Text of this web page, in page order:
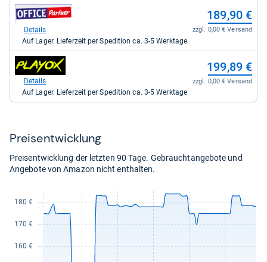
für
186,90
kaufen.
zum
Shop:
office-
partner.de
-
Office
Partner
GmbH
für
189,90
189,90 €
zzgl. 0,00 € Versand
Details
Auf Lager. Lieferzeit per Spedition ca. 3-5 Werktage
zum
Shop:
playox.de
199,89 €
zzgl. 0,00 € Versand
Details
Auf Lager. Lieferzeit per Spedition ca. 3-5 Werktage
Preis­ent­wick­lung
Preisentwicklung der letzten 90 Tage. Gebrauchtangebote und
Angebote von Amazon nicht enthalten.